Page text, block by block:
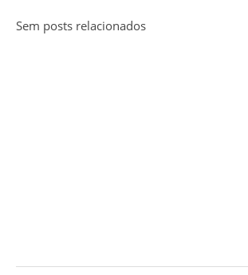
Sem posts relacionados